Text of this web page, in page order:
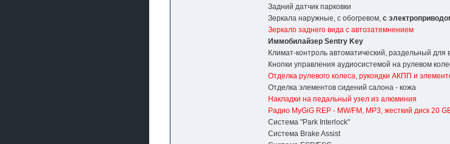
Задний датчик парковки
Зеркала наружные, c обогревом,с
Зеркало заднего вида с автозатемнением
Иммобилайзер Sentry Key
Климат-контроль автоматический, раздельный
Кнопки управления аудиосистемой на рулевом
Отделка рулевого колеса, рукоядки АКПП и
Отделка элементов сидений салона - кожа
Накладки на педальный узел из алюминия
Радио MyGiG REP - MW/FM, MP3, жесткий диск 20
Система "Park Interlock"
Система Brake Assist